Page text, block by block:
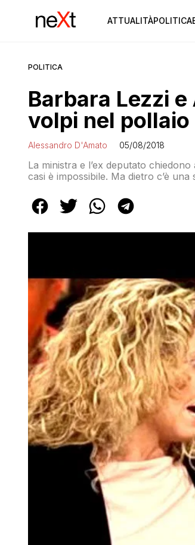
ATTUALITÀPOLITICA
POLITICA
Barbara Lezzi
volpi nel pollaio
Alessandro D'Amato 05/08/2018
La ministra e l’ex deputato
casi è impossibile. Ma dietro c’è